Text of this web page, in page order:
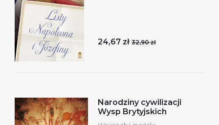
24,67 zł 32,90 zł
Narodziny cywilizacji
Wysp Brytyjskich